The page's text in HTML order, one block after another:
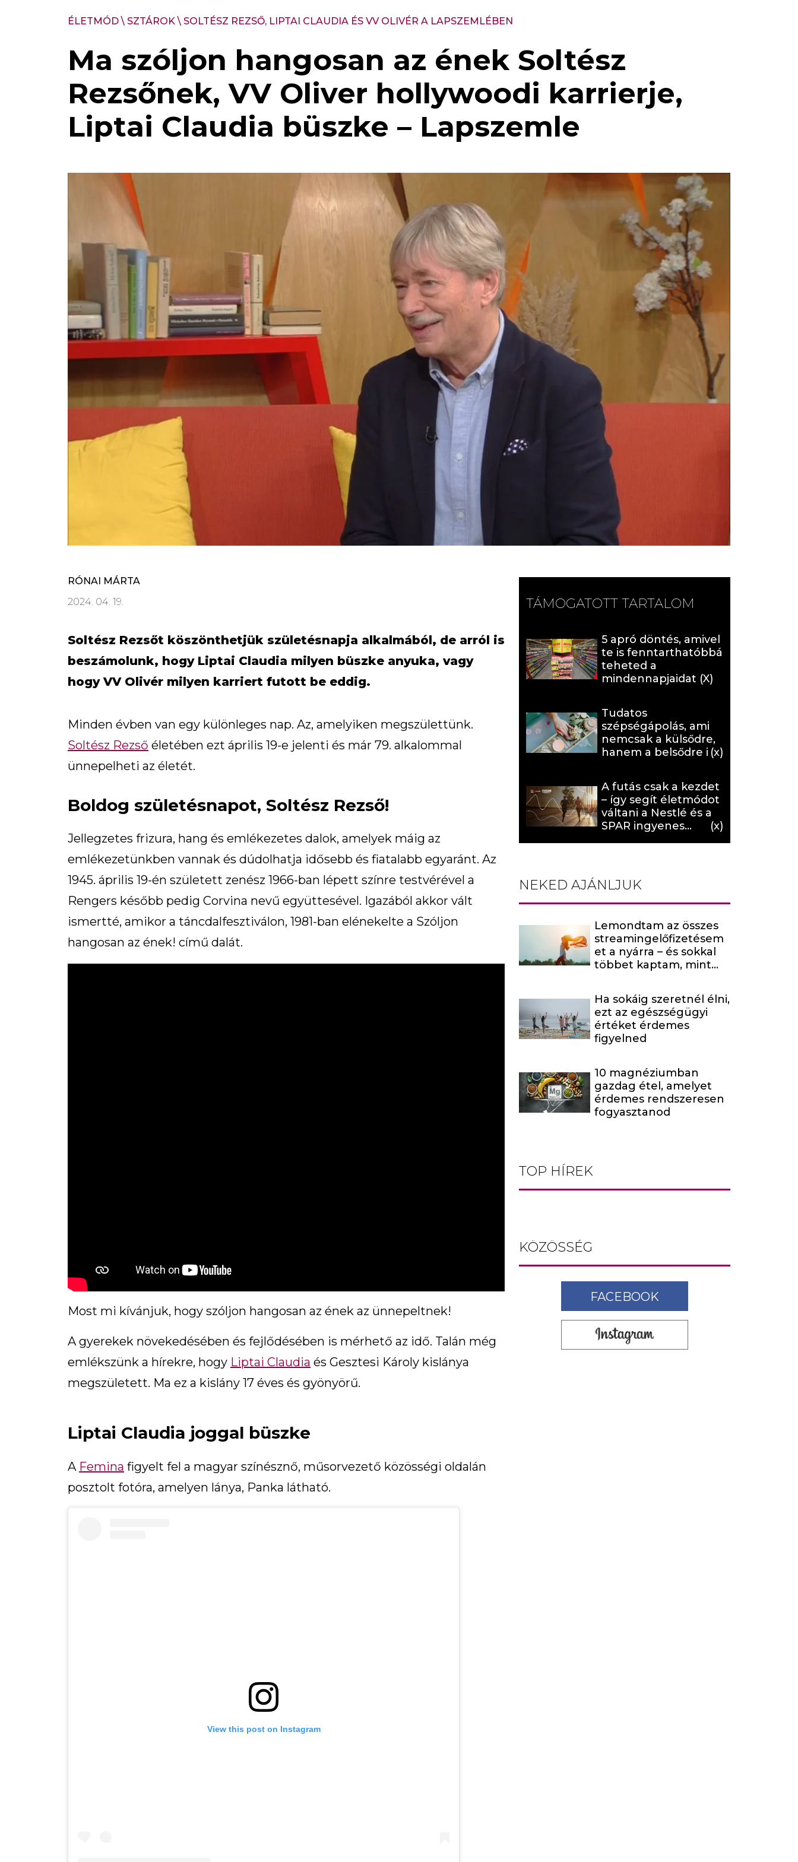
ÉLETMÓD\ SZTÁROK\ SOLTÉSZ REZSŐ, LIPTAI CLAUDIA ÉS VV OLIVÉR A LAPSZEMLÉBEN
Ma szóljon hangosan az ének Soltész
Rezsőnek, VV Oliver hollywoodi karrierje,
Liptai Claudia büszke – Lapszemle
RÓNAI MÁRTA
2024. 04. 19.
Soltész Rezsőt köszönthetjük születésnapja alkalmából, de arról is
beszámolunk, hogy Liptai Claudia milyen büszke anyuka, vagy
hogy VV Olivér milyen karriert futott be eddig.
Minden évben van egy különleges nap. Az, amelyiken megszülettünk.
Soltész Rezső életében ezt április 19-e jelenti és már 79. alkalommal
ünnepelheti az életét.
Boldog születésnapot, Soltész Rezső!
Jellegzetes frizura, hang és emlékezetes dalok, amelyek máig az
emlékezetünkben vannak és dúdolhatja idősebb és fiatalabb egyaránt. Az
1945. április 19-én született zenész 1966-ban lépett színre testvérével a
Rengers később pedig Corvina nevű együttesével. Igazából akkor vált
ismertté, amikor a táncdalfesztiválon, 1981-ban elénekelte a Szóljon
hangosan az ének! című dalát.
Most mi kívánjuk, hogy szóljon hangosan az ének az ünnepeltnek!
A gyerekek növekedésében és fejlődésében is mérhető az idő. Talán még
emlékszünk a hírekre, hogy Liptai Claudia és Gesztesi Károly kislánya
megszületett. Ma ez a kislány 17 éves és gyönyörű.
Liptai Claudia joggal büszke
A Femina figyelt fel a magyar színésznő, műsorvezető közösségi oldalán
posztolt fotóra, amelyen lánya, Panka látható.
View this post on Instagram
TÁMOGATOTT TARTALOM
5 apró döntés, amivel
te is fenntarthatóbbá
teheted a
mindennapjaidat (X)
Tudatos
szépségápolás, ami
nemcsak a külsődre,
hanem a belsődre is
A futás csak a kezdet
– így segít életmódot
váltani a Nestlé és a
SPAR ingyenes
NEKED AJÁNLJUK
Lemondtam az összes
streamingelőfizetésem
et a nyárra – és sokkal
többet kaptam, mint
Ha sokáig szeretnél élni,
ezt az egészségügyi
értéket érdemes
figyelned
10 magnéziumban
gazdag étel, amelyet
érdemes rendszeresen
fogyasztanod
TOP HÍREK
KÖZÖSSÉG
FACEBOOK